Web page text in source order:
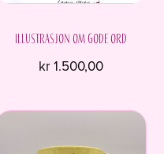
Illustrasjon om gode ord
kr1.500,00